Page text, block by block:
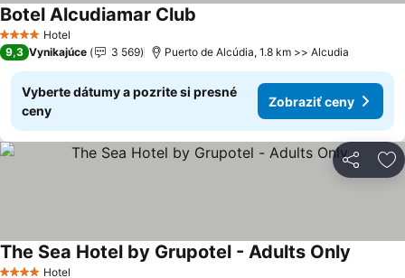
4 Počet hviezdičiek
Hotel
Botel Alcudiamar Club
9,3 Vynikajúce 3 569 Puerto de Alcúdia, 1.8 km >> Alcudia
Vyberte dátumy a pozrite si presné
ceny
Zobraziť ceny
Zdieľať
Hotel
The Sea Hotel by Grupotel - Adults Only